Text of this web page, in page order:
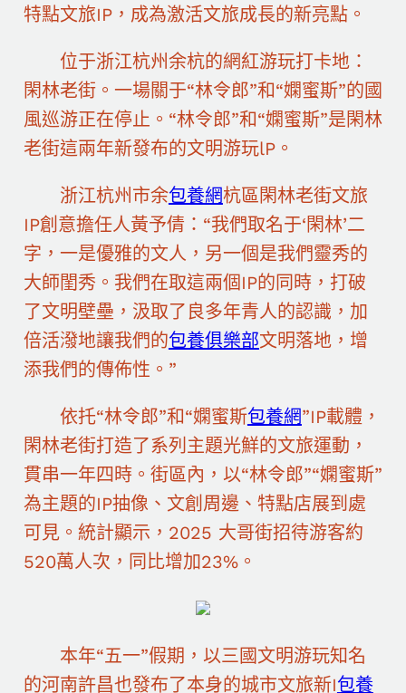
特點文旅IP，成為激活文旅成長的新亮點。
位于浙江杭州余杭的網紅游玩打卡地：
閑林老街。一場關于“林令郎”和“嫻蜜斯”的國
風巡游正在停止。“林令郎”和“嫻蜜斯”是閑林
老街這兩年新發布的文明游玩lP。
浙江杭州市余包養網杭區閑林老街文旅
IP創意擔任人黃予倩：“我們取名于‘閑林’二
字，一是優雅的文人，另一個是我們靈秀的
大師閨秀。我們在取這兩個IP的同時，打破
了文明壁壘，汲取了良多年青人的認識，加
倍活潑地讓我們的包養俱樂部文明落地，增
添我們的傳佈性。”
依托“林令郎”和“嫻蜜斯包養網”IP載體，
閑林老街打造了系列主題光鮮的文旅運動，
貫串一年四時。街區內，以“林令郎”“嫻蜜斯”
為主題的IP抽像、文創周邊、特點店展到處
可見。統計顯示，2025 大哥街招待游客約
520萬人次，同比增加23%。
本年“五一”假期，以三國文明游玩知名
的河南許昌也發布了本身的城市文旅新I包養